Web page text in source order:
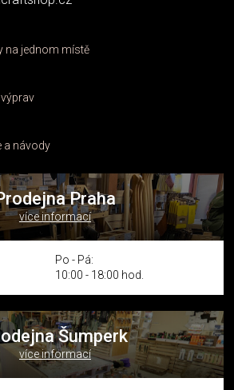
s
na jednom místě
a návody
Praha
více informací
Po - Pá:
10:00 - 18:00 hod.
Šumperk
více informací